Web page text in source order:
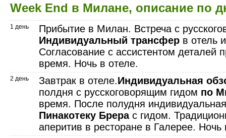
Week End в Милане, описание по
1 день
Прибытие в Милан. Встреча с
Индивидуальный трансфер в отель
Согласование с ассистентом деталей
время. Ночь в отеле.
2 день Завтрак в отеле.Индивидуальная
полдня с русскоговорящим гидом по
время. После полудня
Пинакотеку Брерас гидом.
аперитив в ресторане в Галерее. Ночь